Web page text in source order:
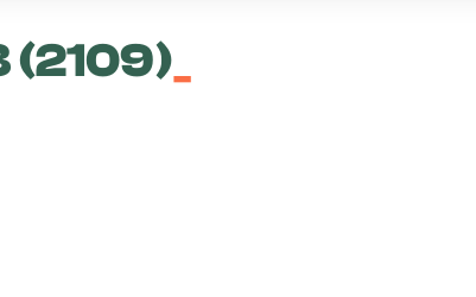
(2109)